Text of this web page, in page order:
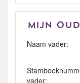
Mijn
Naam vader:
vader: